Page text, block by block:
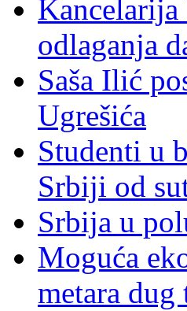
odlaganja
Saša Ilić
Ugrešića
Studenti u
Srbiji od
Srbija u
Moguća
metara dug